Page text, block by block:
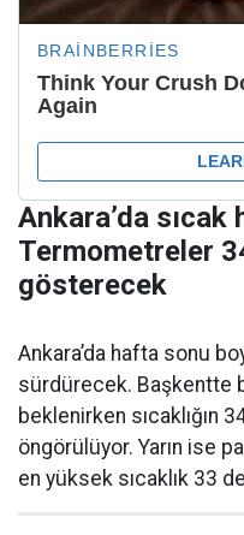
Ankara’da sıcak
Termometreler
gösterecek
Ankara’da hafta sonu
sürdürecek. Başkentte
beklenirken sıcaklığın
öngörülüyor. Yarın ise
en yüksek sıcaklık 33